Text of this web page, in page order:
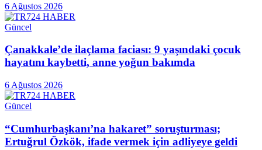
6 Ağustos 2026
Güncel
Çanakkale’de ilaçlama faciası: 9 yaşındaki çocuk
hayatını kaybetti, anne yoğun bakımda
6 Ağustos 2026
Güncel
“Cumhurbaşkanı’na hakaret” soruşturması;
Ertuğrul Özkök, ifade vermek için adliyeye geldi